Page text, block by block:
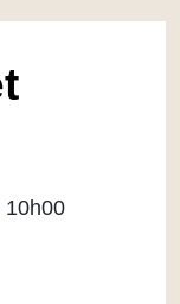
10h00